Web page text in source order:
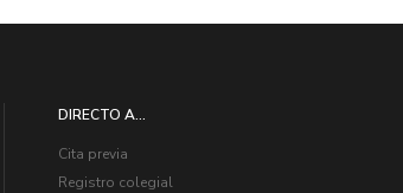
DIRECTO A...
Cita previa
Registro colegial